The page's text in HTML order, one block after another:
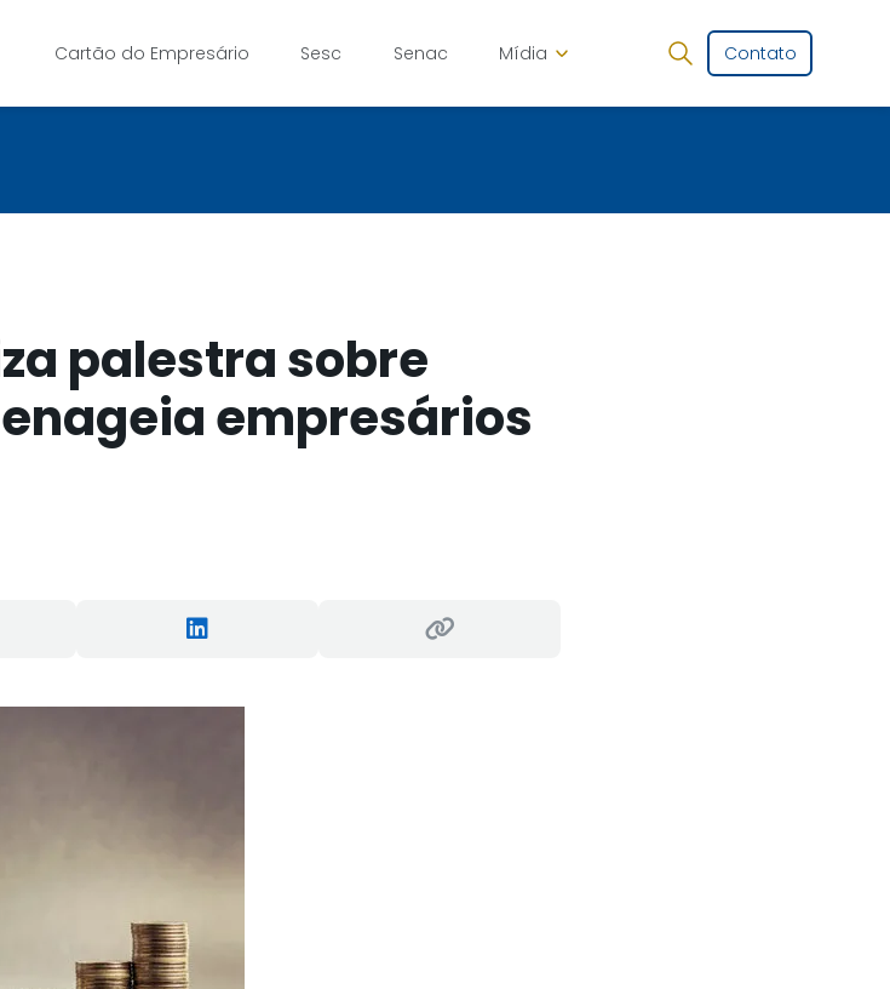
Cartão do Empresário Sesc Senac Mídia Contato
palestra sobre
empresários